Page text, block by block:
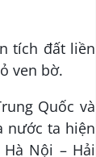
tích đất liền
ven bờ.
Quốc và
nước ta hiện
Nội – Hải